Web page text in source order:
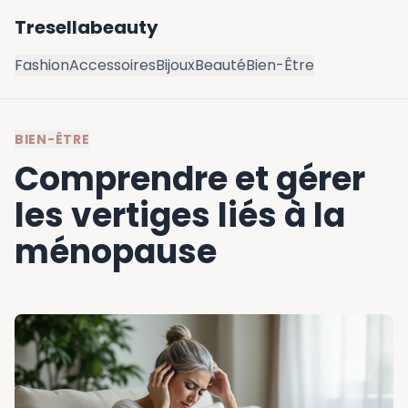
Tresellabeauty
FashionAccessoiresBijouxBeautéBien-Être
BIEN-ÊTRE
Comprendre et gérer
les vertiges liés à la
ménopause